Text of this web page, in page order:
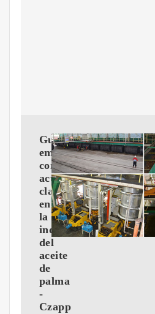
Guatemala
emerge
como
actor
clave
en
la
industria
del
aceite
de
palma
-
Czapp